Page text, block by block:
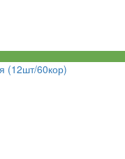
(12шт/60кор)